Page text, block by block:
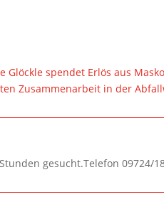
spendet Erlös aus
Zusammenarbeit in der
gesucht.Telefon 09724/